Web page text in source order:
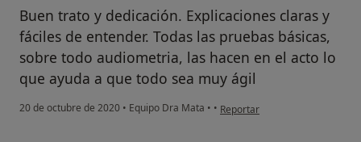
Buen trato y dedicación. Explicaciones claras y
fáciles de entender. Todas las pruebas básicas,
sobre todo audiometria, las hacen en el acto lo
que ayuda a que todo sea muy ágil
20 de octubre de 2020 • Equipo Dra Mata • • en opinión del usuario Javier
Reportar